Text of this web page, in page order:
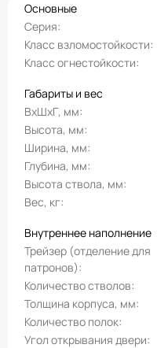
Основные
Серия
Класс взломостойкости
Класс огнестойкости
Габариты и вес
ВхШхГ, мм
Высота, мм
Ширина, мм
Глубина, мм
Высота ствола, мм
Вес, кг
Внутреннее наполнение
Трейзер (отделение для
патронов)
Количество стволов
Толщина корпуса, мм
Количество полок
Угол открывания двери